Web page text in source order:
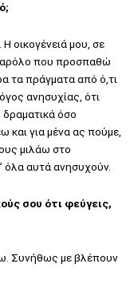
Η οικογένειά μου, σε
που προσπαθώ
τα πράγματα από ό,τι
ανησυχίας, ότι
δραματικά όσο
και για μένα ας πούμε,
μιλάω στο
όλα αυτά ανησυχούν.
σου ότι φεύγεις,
Συνήθως με βλέπουν